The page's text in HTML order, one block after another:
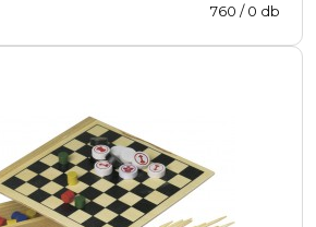
760 /0 db